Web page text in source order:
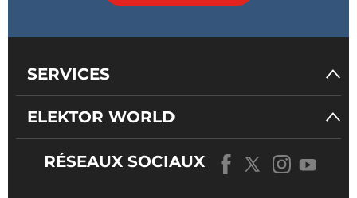
SERVICES
ELEKTOR WORLD
RÉSEAUX SOCIAUX